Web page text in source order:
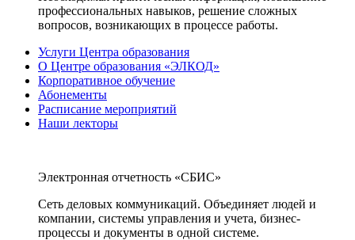
профессиональных навыков, решение сложных
вопросов, возникающих в процессе работы.
Услуги Центра образования
О Центре образования «ЭЛКОД»
Корпоративное обучение
Абонементы
Расписание мероприятий
Наши лекторы
Электронная отчетность «СБИС»
Сеть деловых коммуникаций. Объединяет людей и
компании, системы управления и учета, бизнес-
процессы и документы в одной системе.